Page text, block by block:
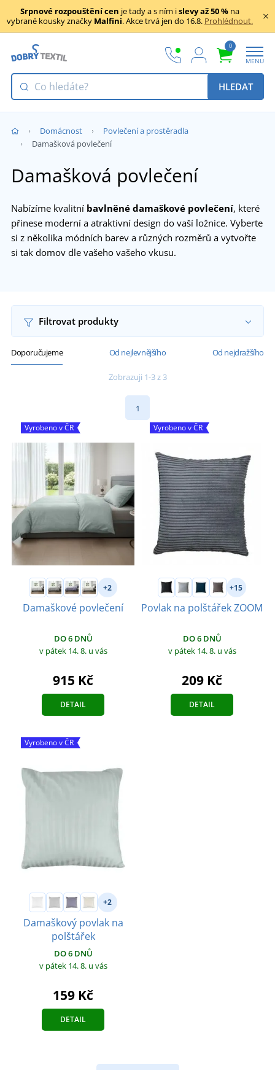
Srpnové rozpouštění cen je tady a s ním islevy až 50 % na
vybrané kousky značky Malfini. Akce trvá jen do 16.8. Prohlédnout.
0
MENU
HLEDAT
Domácnost
Povlečení a prostěradla
Damašková povlečení
Damašková povlečení
Nabízíme kvalitní bavlněné damaškové povlečení, které
přinese moderní a atraktivní design do vaší ložnice. Vyberte
si z několika módních barev a různých rozměrů a vytvořte
si tak domov dle vašeho vašeho vkusu.
Filtrovat produkty
Doporučujeme Od nejlevnějšího Od nejdražšího
Zobrazuji 1-3 z 3
1
Vyrobeno v ČR
+2
Damaškové povlečení
DO 6 DNŮ
v pátek 14. 8. u vás
915 Kč
DETAIL
Vyrobeno v ČR
+15
Povlak na polštářek ZOOM
DO 6 DNŮ
v pátek 14. 8. u vás
209 Kč
DETAIL
Vyrobeno v ČR
+2
Damaškový povlak na
polštářek
DO 6 DNŮ
v pátek 14. 8. u vás
159 Kč
DETAIL